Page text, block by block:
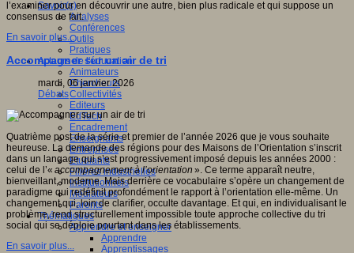
Savoir(s)
Analyses
Conférences
Outils
Pratiques
Acteurs de l'éducation
Animateurs
Chercheurs
Collectivités
Editeurs
EdTech
Encadrement
Enseignants
Entreprises
Etudiants
Filières industrielles
Institutionnels
Médiateurs
Parents
Thématiques
Apprendre et enseigner
Apprendre
Apprentissages
l’examiner pour en découvrir une autre, bien plus radicale et qui suppose un
consensus de fait.
En savoir plus...
Accompagner sur un air de tri
mardi, 06 janvier 2026
Débats
Quatrième post de la série et premier de l’année 2026 que je vous souhaite
heureuse. La demande des régions pour des Maisons de l’Orientation s’inscrit
dans un langage qui s’est progressivement imposé depuis les années 2000 :
celui de l’« accompagnement à l’orientation ». Ce terme apparaît neutre,
bienveillant, moderne. Mais derrière ce vocabulaire s’opère un changement de
paradigme qui redéfinit profondément le rapport à l’orientation elle-même. Un
changement qui, loin de clarifier, occulte davantage. Et qui, en individualisant le
problème, rend structurellement impossible toute approche collective du tri
social qui se déploie pourtant dans les établissements.
En savoir plus...